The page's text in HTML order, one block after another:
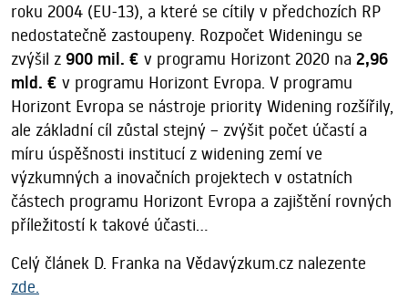
roku 2004 (EU-13), a které se cítily v předchozích RP
nedostatečně zastoupeny. Rozpočet Wideningu se
zvýšil z 900 mil. € v programu Horizont 2020 na 2,96
mld. € v programu Horizont Evropa. V programu
Horizont Evropa se nástroje priority Widening rozšířily,
ale základní cíl zůstal stejný – zvýšit počet účastí a
míru úspěšnosti institucí z widening zemí ve
výzkumných a inovačních projektech v ostatních
částech programu Horizont Evropa a zajištění rovných
příležitostí k takové účasti...
Celý článek D. Franka na Vědavýzkum.cz nalezente
zde.